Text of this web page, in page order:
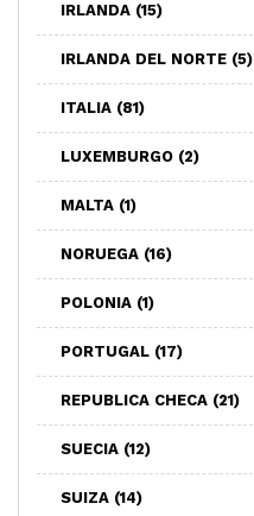
IRLANDA (15)
IRLANDA DEL NORTE (5)
ITALIA (81)
LUXEMBURGO (2)
MALTA (1)
NORUEGA (16)
POLONIA (1)
PORTUGAL (17)
REPUBLICA CHECA (21)
SUECIA (12)
SUIZA (14)